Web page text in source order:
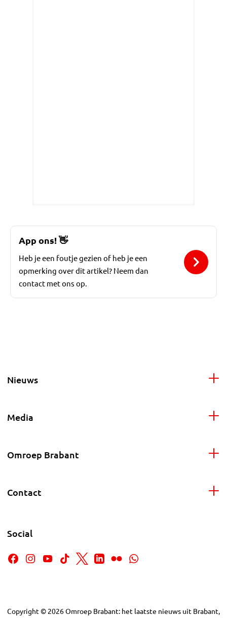
App ons!👋
Heb je een foutje gezien of heb je een
opmerking over dit artikel? Neem dan
contact met ons op.
Nieuws
Media
Omroep Brabant
Contact
Social
Copyright © 2026Omroep Brabant: het laatste nieuws uit Brabant,